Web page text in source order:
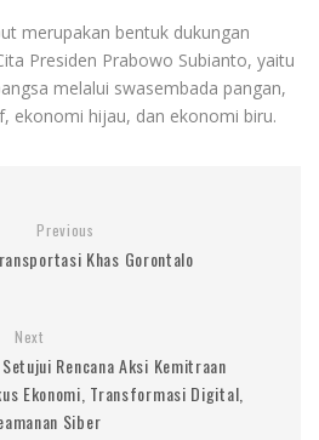
merupakan bentuk dukungan
Presiden Prabowo Subianto, yaitu
melalui swasembada pangan,
ekonomi hijau, dan ekonomi biru.
Previous
Khas Gorontalo
Next
Rencana Aksi Kemitraan
Ekonomi, Transformasi Digital,
Siber